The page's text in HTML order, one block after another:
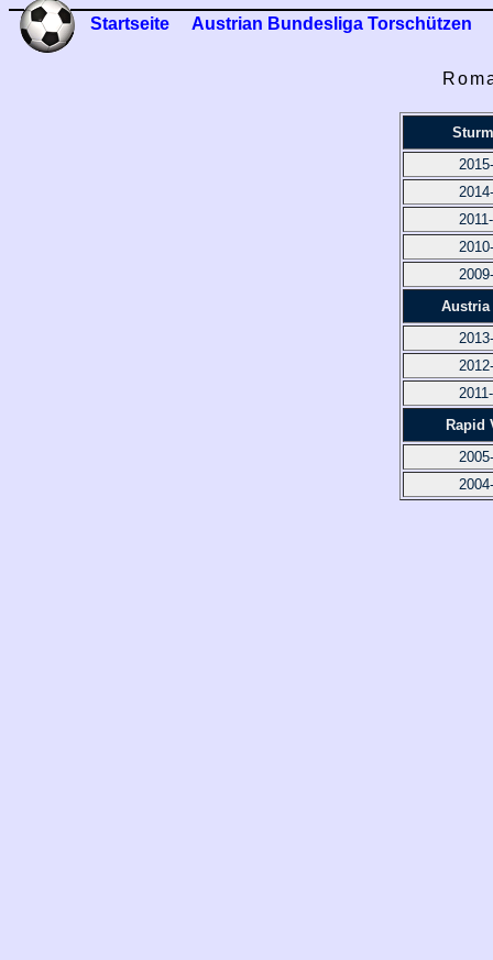
Startseite Austrian Bundesliga Torschützen
Austria
Rapid